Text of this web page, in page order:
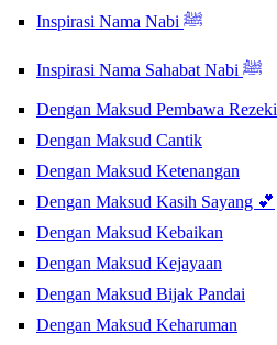
Inspirasi Nama Nabi ﷺ
Inspirasi Nama Sahabat Nabi ﷺ
Dengan Maksud Pembawa Rezeki
Dengan Maksud Cantik
Dengan Maksud Ketenangan
Dengan Maksud Kasih Sayang 💕
Dengan Maksud Kebaikan
Dengan Maksud Kejayaan
Dengan Maksud Bijak Pandai
Dengan Maksud Keharuman